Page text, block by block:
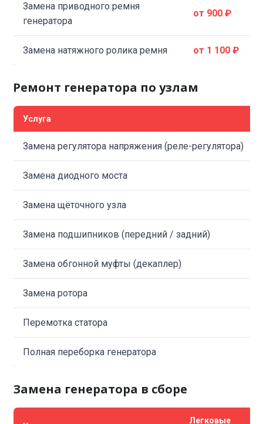
Замена приводного ремня
генератора
от 900 ₽
Замена натяжного ролика ремня от 1 100 ₽
Ремонт генератора по узлам
Услуга
Замена регулятора напряжения (реле-регулятора)
Замена диодного моста
Замена щёточного узла
Замена подшипников (передний / задний)
Замена обгонной муфты (декаплер)
Замена ротора
Перемотка статора
Полная переборка генератора
Замена генератора в сборе
Легковые